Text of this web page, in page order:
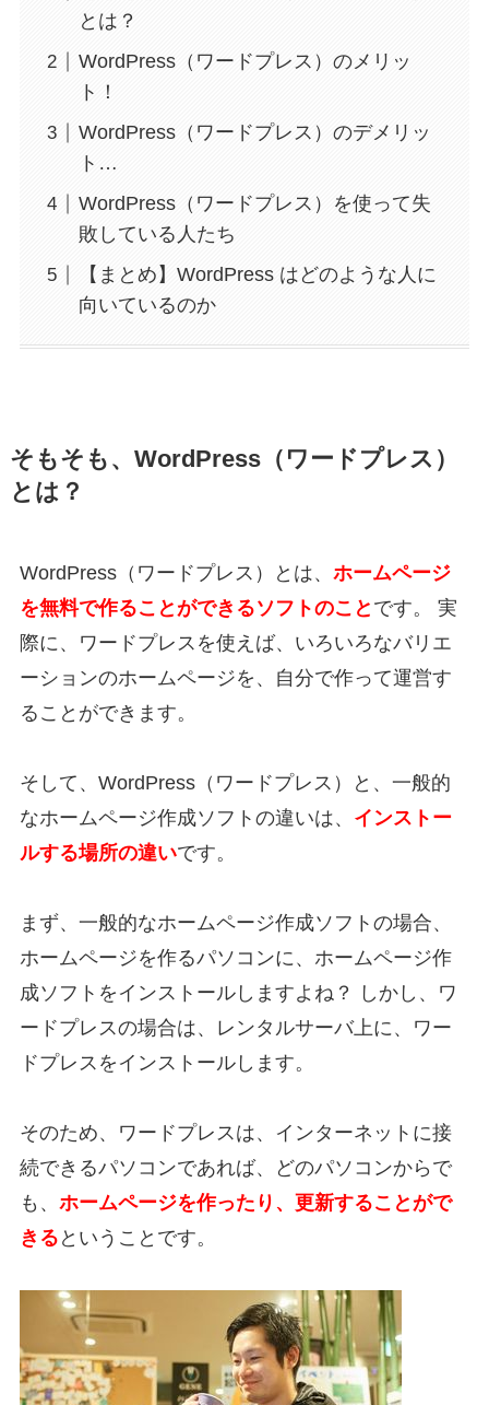
とは？
WordPress（ワードプレス）のメリッ
ト！
WordPress（ワードプレス）のデメリッ
ト…
WordPress（ワードプレス）を使って失
敗している人たち
【まとめ】WordPress はどのような人に
向いているのか
そもそも、WordPress（ワードプレス）
とは？
WordPress（ワードプレス）とは、 ホームページ
を無料で作ることができるソフトのこと です。 実
際に、ワードプレスを使えば、いろいろなバリエ
ーションのホームページを、自分で作って運営す
ることができます。
そして、WordPress（ワードプレス）と、一般的
なホームページ作成ソフトの違いは、 インストー
ルする場所の違いです。
まず、一般的なホームページ作成ソフトの場合、
ホームページを作るパソコンに、ホームページ作
成ソフトをインストールしますよね？ しかし、ワ
ードプレスの場合は、レンタルサーバ上に、ワー
ドプレスをインストールします。
そのため、ワードプレスは、インターネットに接
続できるパソコンであれば、どのパソコンからで
も、 ホームページを作ったり、更新することがで
きる ということです。